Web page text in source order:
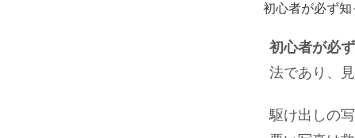
初心者が必ず
初心者が必
法であり、
駆け出しの